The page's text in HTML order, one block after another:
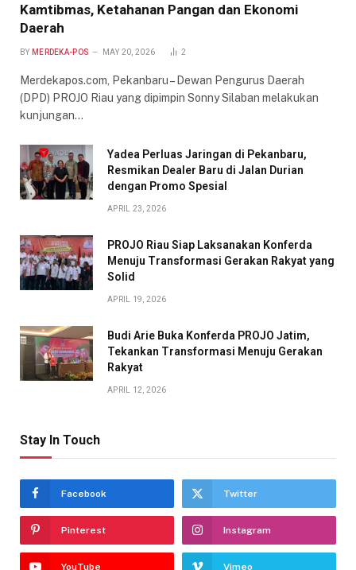
Kamtibmas, Ketahanan Pangan dan Ekonomi
Daerah
BY MERDEKA-POS MAY 20, 2026 2
Merdekapos.com, Pekanbaru – Dewan Pengurus Daerah
(DPD) PROJO Riau yang dipimpin Sonny Silaban melakukan
kunjungan…
Yadea Perluas Jaringan di Pekanbaru,
Resmikan Dealer Baru di Jalan Durian
dengan Promo Spesial
APRIL 23, 2026
PROJO Riau Siap Laksanakan Konferda
Menuju Transformasi Gerakan Rakyat yang
Solid
APRIL 19, 2026
Budi Arie Buka Konferda PROJO Jatim,
Tekankan Transformasi Menuju Gerakan
Rakyat
APRIL 12, 2026
Stay In Touch
Facebook Twitter
Pinterest Instagram
YouTube Vimeo